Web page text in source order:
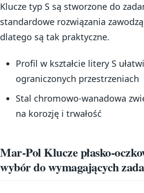
Klucze typ S są stworzone do
standardowe rozwiązania
dlatego są tak praktyczne.
Profil w kształcie litery S
ograniczonych przestrzeniach
Stal chromowo-wanadowa
na korozję i trwałość
Mar-Pol Klucze płasko-
wybór do wymagających